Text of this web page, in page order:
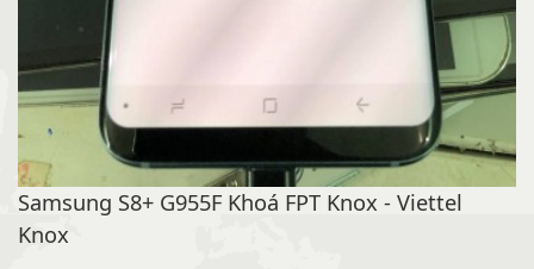
Samsung S8+ G955F Khoá FPT Knox - Viettel
Knox